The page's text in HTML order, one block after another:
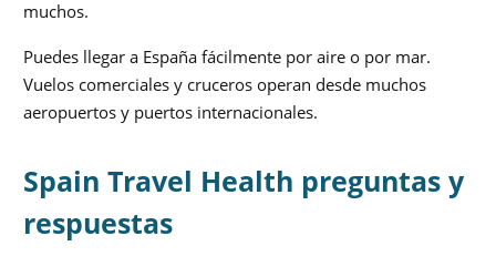
muchos.
Puedes llegar a España fácilmente por aire o por mar.
Vuelos comerciales y cruceros operan desde muchos
aeropuertos y puertos internacionales.
Spain Travel Health preguntas y
respuestas